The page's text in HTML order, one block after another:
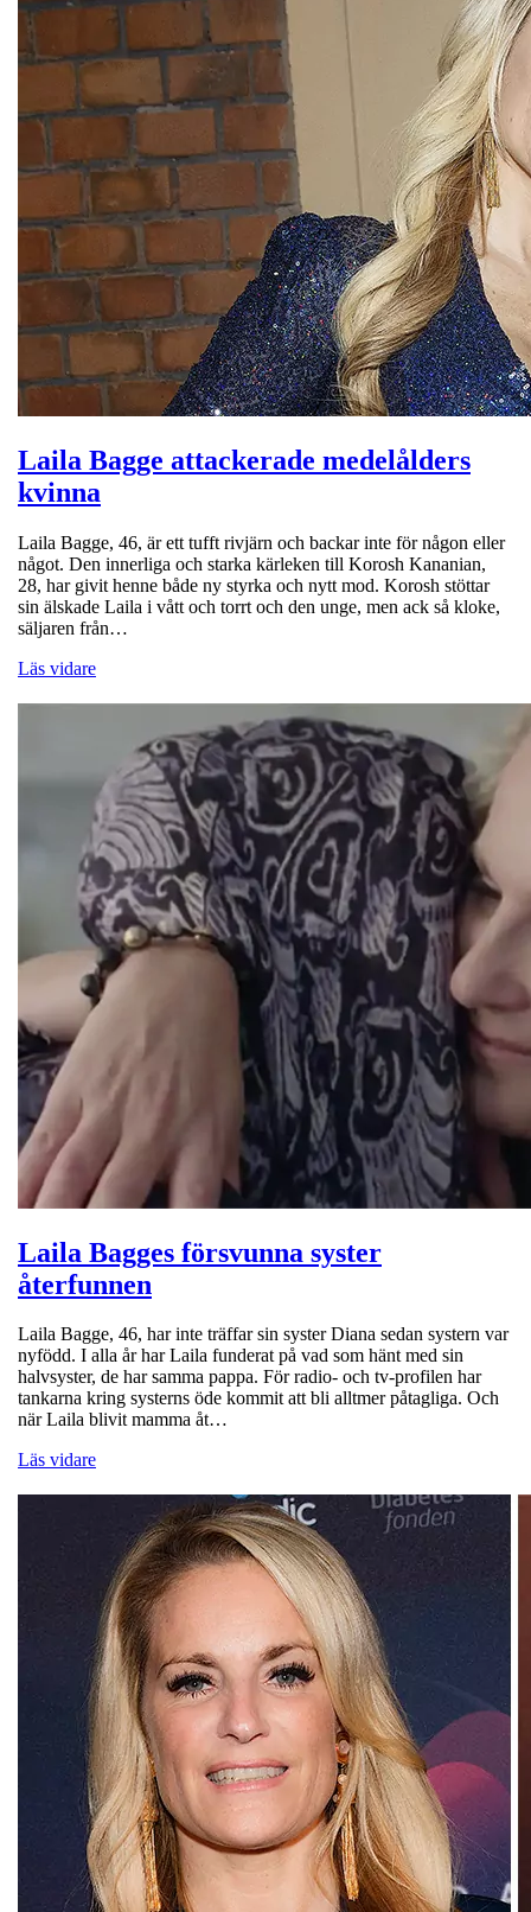
Laila Bagge attackerade medelålders
kvinna
Laila Bagge, 46, är ett tufft rivjärn och backar inte för någon eller
något. Den innerliga och starka kärleken till Korosh Kananian,
28, har givit henne både ny styrka och nytt mod. Korosh stöttar
sin älskade Laila i vått och torrt och den unge, men ack så kloke,
säljaren från…
Läs vidare
Laila Bagges försvunna syster
återfunnen
Laila Bagge, 46, har inte träffar sin syster Diana sedan systern var
nyfödd. I alla år har Laila funderat på vad som hänt med sin
halvsyster, de har samma pappa. För radio- och tv-profilen har
tankarna kring systerns öde kommit att bli alltmer påtagliga. Och
när Laila blivit mamma åt…
Läs vidare